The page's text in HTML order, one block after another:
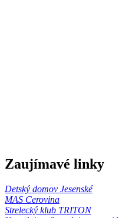
Zaujímavé linky
Detský domov Jesenské
MAS Cerovina
Strelecký klub TRITON